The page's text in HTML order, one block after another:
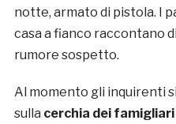
notte, armato di pistola. I
casa a fianco raccontano
rumore sospetto.
Al momento gli inquirenti
sulla cerchia dei famigliari